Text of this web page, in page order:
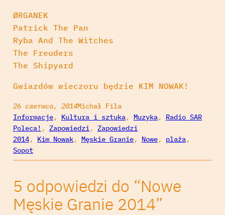
ØRGANEK
Patrick The Pan
Ryba And The Witches
The Freuders
The Shipyard
Gwiazdów wieczoru będzie KIM NOWAK!
26 czerwca, 2014Michał Fila
Informacje, Kultura i sztuka, Muzyka, Radio SAR
Poleca! , Zapowiedzi, Zapowiedzi
2014, Kim Nowak, Męskie Granie, Nowe, plaża
Sopot
5 odpowiedzi do “Nowe
Męskie Granie 2014”